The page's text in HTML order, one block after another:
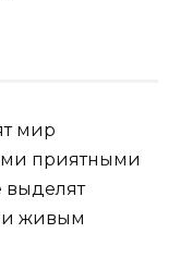
мир
приятными
выделят
и живым